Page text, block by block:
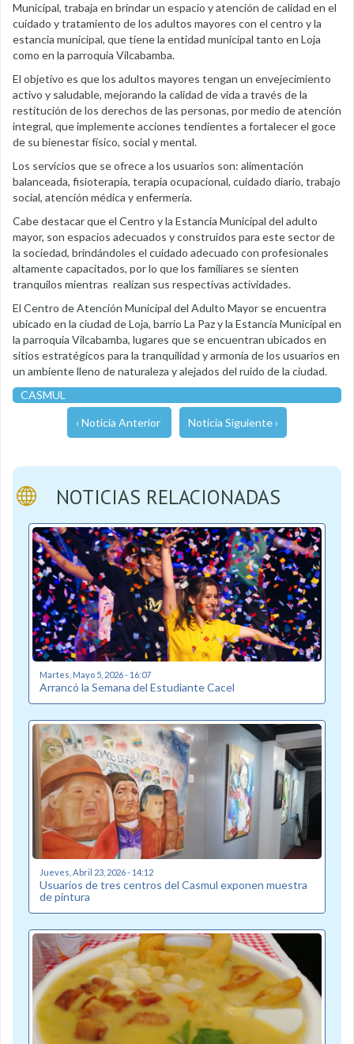
Municipal, trabaja en brindar un espacio y atención de calidad en el
cuidado y tratamiento de los adultos mayores con el centro y la
estancia municipal, que tiene la entidad municipal tanto en Loja
como en la parroquia Vilcabamba.
El objetivo es que los adultos mayores tengan un envejecimiento
activo y saludable, mejorando la calidad de vida a través de la
restitución de los derechos de las personas, por medio de atención
integral, que implemente acciones tendientes a fortalecer el goce
de su bienestar físico, social y mental.
Los servicios que se ofrece a los usuarios son: alimentación
balanceada, fisioterapia, terapia ocupacional, cuidado diario, trabajo
social, atención médica y enfermería.
Cabe destacar que el Centro y la Estancia Municipal del adulto
mayor, son espacios adecuados y construidos para este sector de
la sociedad, brindándoles el cuidado adecuado con profesionales
altamente capacitados, por lo que los familiares se sienten
tranquilos mientras realizan sus respectivas actividades.
El Centro de Atención Municipal del Adulto Mayor se encuentra
ubicado en la ciudad de Loja, barrio La Paz y la Estancia Municipal en
la parroquia Vilcabamba, lugares que se encuentran ubicados en
sitios estratégicos para la tranquilidad y armonía de los usuarios en
un ambiente lleno de naturaleza y alejados del ruido de la ciudad.
CASMUL
‹ Noticia Anterior Noticia Siguiente ›
NOTICIAS RELACIONADAS
Martes, Mayo 5, 2026 - 16:07
Arrancó la Semana del Estudiante Cacel
Jueves, Abril 23, 2026 - 14:12
Usuarios de tres centros del Casmul exponen muestra
de pintura